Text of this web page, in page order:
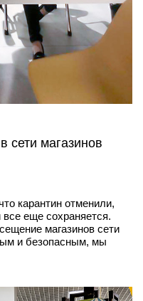
сети магазинов
карантин отменили,
все еще сохраняется.
магазинов сети
и безопасным, мы